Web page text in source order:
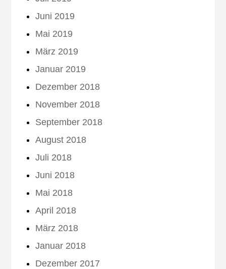
Juni 2019
Mai 2019
März 2019
Januar 2019
Dezember 2018
November 2018
September 2018
August 2018
Juli 2018
Juni 2018
Mai 2018
April 2018
März 2018
Januar 2018
Dezember 2017